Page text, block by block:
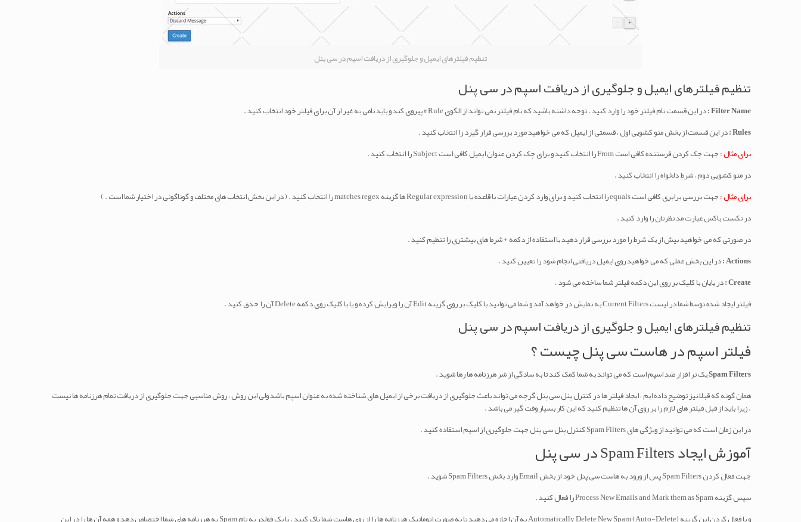
تنظیم فیلترهای ایمیل و جلوگیری از دریافت اسپم در سی پنل
تنظیم فیلترهای ایمیل و جلوگیری از دریافت اسپم در سی پنل
Filter Name : در این قسمت نام فیلتر خود را وارد کنید . توجه داشته باشید که نام فیلتر نمی تواند از الگوی Rule # پیروی کند و باید نامی به غیر از آن برای فیلتر خود انتخاب کنید .
Rules : در این قسمت از بخش منو کشویی اول ، قسمتی از ایمیل که می خواهید مورد بررسی قرار گیرد را انتخاب کنید .
برای مثال :جهت چک کردن فرستنده کافی است From را انتخاب کنید و برای چک کردن عنوان ایمیل کافی است Subject را انتخاب کنید .
در منو کشویی دوم ، شرط دلخواه را انتخاب کنید .
برای مثال :جهت بررسی برابری کافی است equals را انتخاب کنید و برای وارد کردن عبارات با قاعده یا Regular expression ها گزینه matches regex را انتخاب کنید . ( در این بخش انتخاب های مختلف و گوناگونی در اختیار شما است . )
در تکست باکس عبارت مد نظرتان را وارد کنید .
در صورتی که می خواهید بیش از یک شرط را مورد بررسی قرار دهید با استفاده از دکمه + شرط های بیشتری را تنظیم کنید .
Actions : در این بخش عملی که می خواهید روی ایمیل دریافتی انجام شود را تعیین کنید .
Create : در پایان با کلیک بر روی این دکمه فیلتر شما ساخته می شود .
فیلتر ایجاد شده توسط شما در لیست Current Filters به نمایش در خواهد آمد و شما می توانید با کلیک بر روی گزینه Edit آن را ویرایش کرده و یا با کلیک روی دکمه Delete آن را حذق کنید .
تنظیم فیلترهای ایمیل و جلوگیری از دریافت اسپم در سی پنل
فیلتر اسپم در هاست سی پنل چیست ؟
Spam Filtersیک نر افزار ضد اسپم است که می تواند به شما کمک کند تا به سادگی از شر هرزنامه ها رها شوید .
همان گونه که قبلاً نیز توضیح داده ایم ، ایجاد فیلتر ها در کنترل پنل سی پنل گرچه می تواند باعث جلوگیری از دریافت برخی از ایمیل های شناخته شده به عنوان اسپم باشد ولی این روش ، روش مناسبی جهت جلوگیری از دریافت تمام هرزنامه ها نیست
. زیرا باید از قبل فیلتر های لازم را بر روی آن ها تنظیم کنید که این کار بسیار وقت گیر می باشد .
در این زمان است که می توانید از ویژگی های Spam Filters کنترل پنل سی پنل جهت جلوگیری از اسپم استفاده کنید .
آموزش ایجاد Spam Filters در سی پنل
جهت فعال کردن Spam Filters پس از ورود به هاست سی پنل خود از بخش Email وارد بخش Spam Filters شوید .
سپس گزینهProcess New Emails and Mark them as Spamرا فعال کنید .